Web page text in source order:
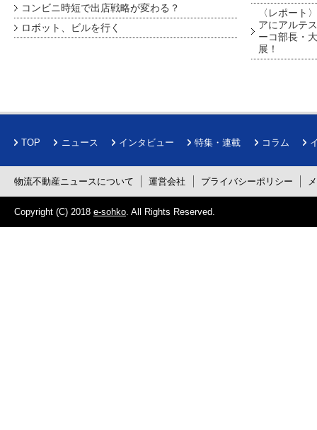
コンビニ時短で出店戦略が変わる？
ロボット、ビルを行く
〈レポート
アにアルテ
ーコ部長・
展！
TOP ニュース インタビュー 特集・連載 コラム
物流不動産ニュースについて 運営会社 プライバシーポリシー
Copyright (C) 2018 e-sohko . All Rights Reserved.